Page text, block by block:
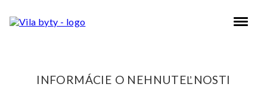
INFORMÁCIE O NEHNUTEĽNOSTI